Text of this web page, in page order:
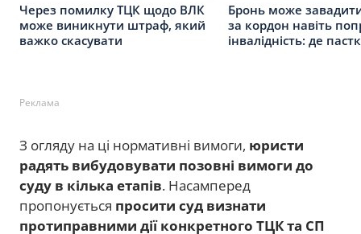
Через помилку ТЦК щодо ВЛК
може виникнути штраф, який
важко скасувати
Бронь може
за кордон навіть
інвалідність: де
Реклама
З огляду на ці нормативні вимоги, юристи
радять вибудовувати позовні вимоги до
суду в кілька етапів. Насамперед
пропонується просити суд визнати
протиправними дії конкретного ТЦК та СП